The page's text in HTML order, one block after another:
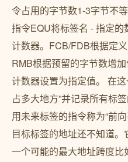
令占用的字节数1-3字节不
指令EQU将标签名 - 指定
计数器。FCB/FDB根据定
RMB根据预留的字节数增
计数器设置为指定值。 在
占多大地方”并记录所有标
用未来标签的指令称为“前
目标标签的地址还不知道
一个可能的最大地址跨度